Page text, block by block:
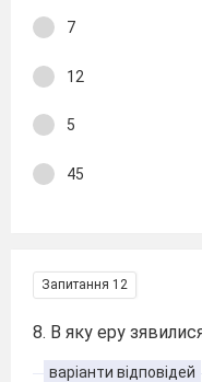
7
12
5
45
Запитання 12
8. В яку еру
варіанти відповідей